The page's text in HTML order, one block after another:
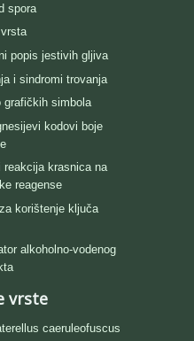
spora
popis jestivih gljiva
i sindromi trovanja
grafičkih simbola
kodovi boje
reakcija krasnica na
reagense
korištenje ključa
alkoholno-vodenog
vrste
caeruleofuscus